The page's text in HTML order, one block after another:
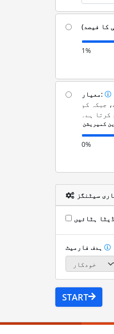
1%
معیار:
جبکہ کم
کرتا ہے۔
0%
سیٹنگز
START